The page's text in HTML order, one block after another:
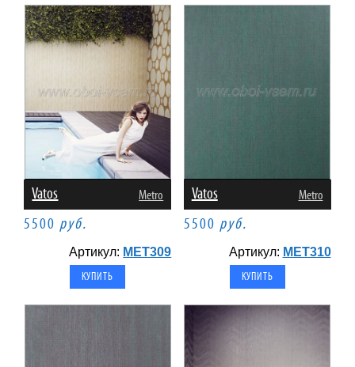
Vatos Metro
5500 руб.
Артикул: MET309
Vatos Metro
5500 руб.
Артикул: MET310